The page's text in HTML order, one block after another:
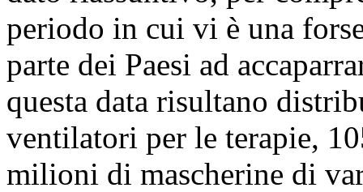
periodo in cui vi è una
parte dei Paesi ad
questa data risultano
ventilatori per le terapie,
milioni di mascherine di